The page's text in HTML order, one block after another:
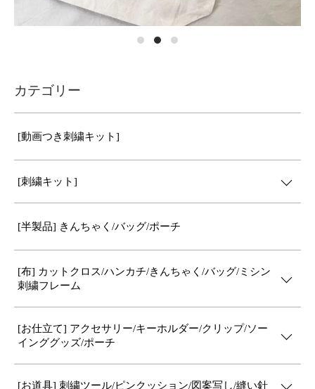
カテゴリー
[動画つき刺繍キット]
[刺繍キット]
[半製品] きんちゃく/バッグ/ポーチ
[布] カットクロス/ハンカチ/きんちゃく/バッグ/ミシン
刺繍フレーム
[お仕立て] アクセサリー/キーホルダー/クリップ/ソー
インググッズ/ポーチ
[お道具] 刺繍ツール/ピンクッション/図案写し/縫い針